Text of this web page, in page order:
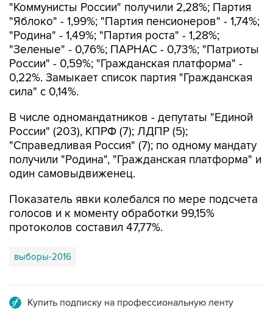
"Коммунисты России" получили 2,28%; Партия
"Яблоко" - 1,99%; "Партия пенсионеров" - 1,74%;
"Родина" - 1,49%; "Партия роста" - 1,28%;
"Зеленые" - 0,76%; ПАРНАС - 0,73%; "Патриоты
России" - 0,59%; "Гражданская платформа" -
0,22%. Замыкает список партия "Гражданская
сила" с 0,14%.
В числе одномандатников - депутаты "Единой
России" (203), КПРФ (7); ЛДПР (5);
"Справедливая Россия" (7); по одному мандату
получили "Родина", "Гражданская платформа" и
один самовыдвиженец.
Показатель явки колебался по мере подсчета
голосов и к моменту обработки 99,15%
протоколов составил 47,77%.
выборы-2016
Купить подписку на профессиональную ленту